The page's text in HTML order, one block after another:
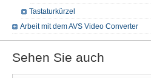
Tastaturkürzel
Arbeit mit dem AVS Video Converter
Sehen Sie auch